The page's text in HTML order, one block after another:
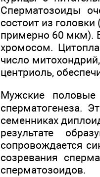
Сперматозоиды
состоит из
примерно 60 мкм).
хромосом.
число
центриоль,
Мужские
сперматогенеза.
семенниках
результате
сопровождается
созревания
сперматозоидов.